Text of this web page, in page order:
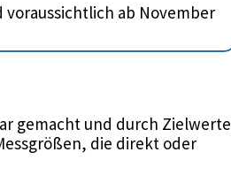
voraussichtlich ab November
gemacht und durch Zielwerte
die direkt oder